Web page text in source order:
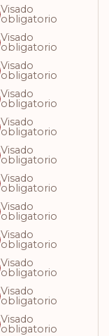
Visado
obligatorio
Visado
obligatorio
Visado
obligatorio
Visado
obligatorio
Visado
obligatorio
Visado
obligatorio
Visado
obligatorio
Visado
obligatorio
Visado
obligatorio
Visado
obligatorio
Visado
obligatorio
Visado
obligatorio